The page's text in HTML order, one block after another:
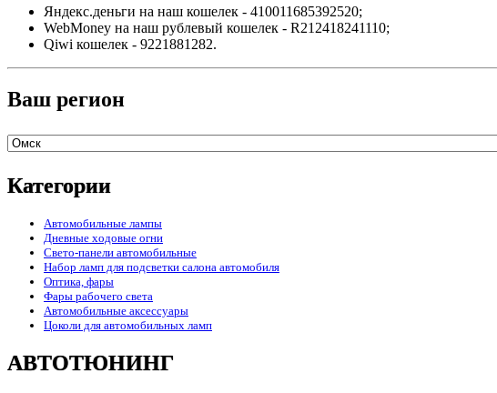
Яндекс.деньги на наш кошелек - 410011685392520;
WebMoney на наш рублевый кошелек - R212418241110;
Qiwi кошелек - 9221881282.
Ваш регион
Категории
Автомобильные лампы
Дневные ходовые огни
Свето-панели автомобильные
Набор ламп для подсветки салона автомобиля
Оптика, фары
Фары рабочего света
Автомобильные аксессуары
Цоколи для автомобильных ламп
АВТОТЮНИНГ